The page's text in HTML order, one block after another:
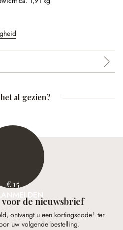
al gezien?
€ 15
de nieuwsbrief
ontvangt u een kortingscode¹ ter
uw volgende bestelling.